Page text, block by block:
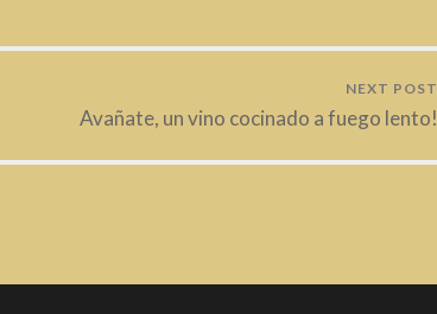
NEXT POST
Avañate, un vino cocinado a fuego lento!